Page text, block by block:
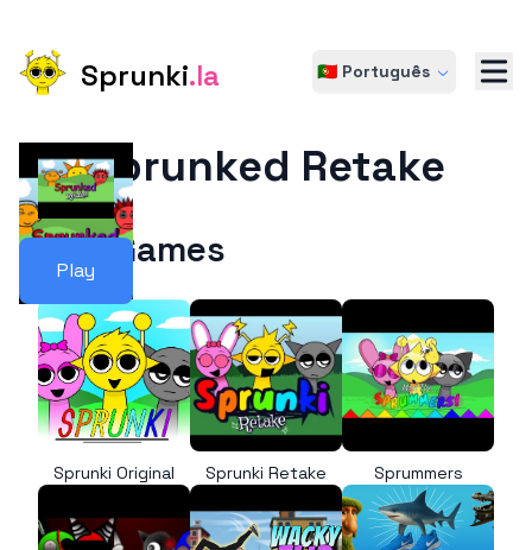
Sprunki.la 🇵🇹 Português
Play
Sprunked Retake
More Games
Sprunki Original Sprunki Retake Sprummers